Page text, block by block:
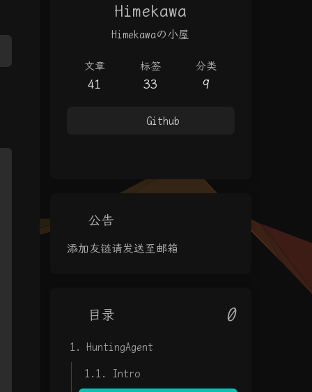
Himekawa
Himekawaの小屋
文章
41
标签
33
分类
9
Github
公告
添加友链请发送至邮箱
目录 0
1. HuntingAgent
1.1.
Intro